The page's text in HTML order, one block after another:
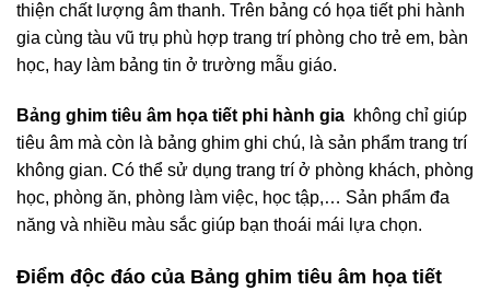
thiện chất lượng âm thanh. Trên bảng có họa tiết phi hành
gia cùng tàu vũ trụ phù hợp trang trí phòng cho trẻ em, bàn
học, hay làm bảng tin ở trường mẫu giáo.
Bảng ghim tiêu âm họa tiết phi hành gia không chỉ giúp
tiêu âm mà còn là bảng ghim ghi chú, là sản phẩm trang trí
không gian. Có thể sử dụng trang trí ở phòng khách, phòng
học, phòng ăn, phòng làm việc, học tập,… Sản phẩm đa
năng và nhiều màu sắc giúp bạn thoái mái lựa chọn.
Điểm độc đáo của Bảng ghim tiêu âm họa tiết